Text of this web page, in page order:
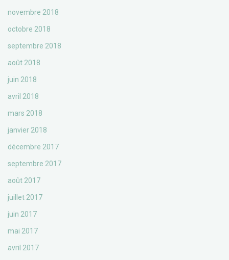
novembre 2018
octobre 2018
septembre 2018
août 2018
juin 2018
avril 2018
mars 2018
janvier 2018
décembre 2017
septembre 2017
août 2017
juillet 2017
juin 2017
mai 2017
avril 2017